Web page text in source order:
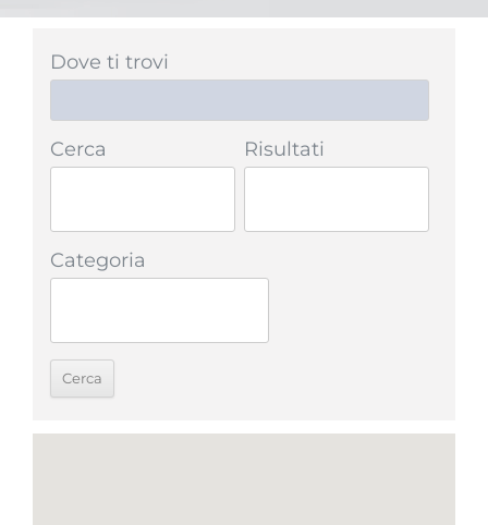
Dove ti trovi
Cerca Risultati
Categoria